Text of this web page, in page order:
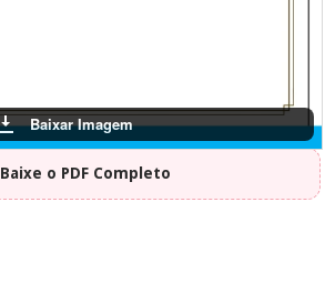
Baixar Imagem
Baixe o PDF Completo